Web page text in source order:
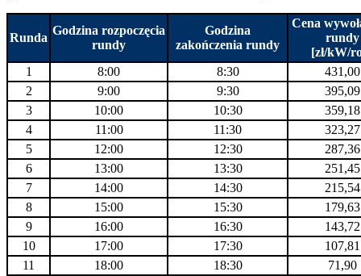
Runda
Godzina rozpoczęcia
rundy
Godzina
zakończenia rundy
Cena
rundy
[zł/kW/
1
8:00 8:30
431,00
2
9:00 9:30
395,09
3
10:00 10:30
359,18
4
11:00 11:30
323,27
5
12:00 12:30
287,36
6
13:00 13:30
251,45
7
14:00 14:30
215,54
8
15:00 15:30
179,63
9
16:00 16:30
143,72
10
17:00 17:30
107,81
11
18:00 18:30
71,90